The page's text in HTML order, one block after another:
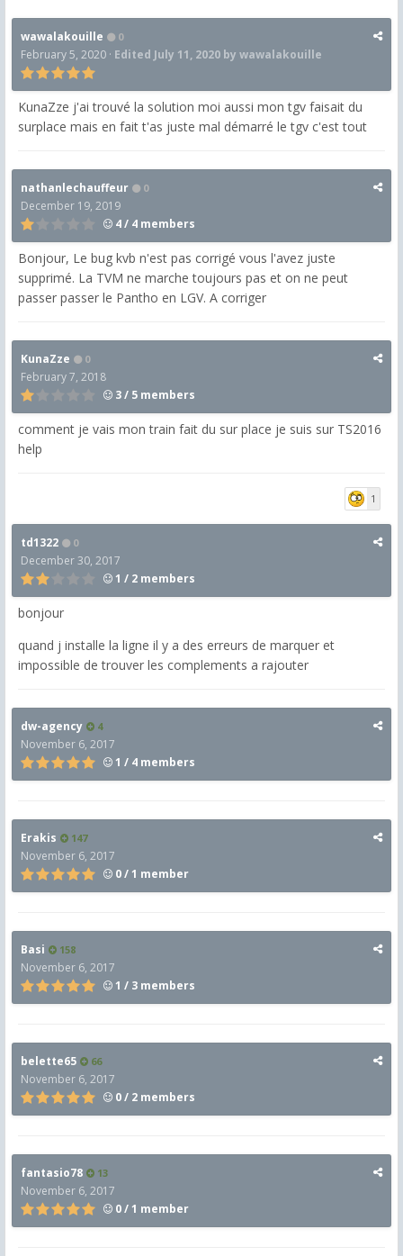
wawalakouille 0
February 5, 2020 · Edited July 11, 2020 by wawalakouille
KunaZze j'ai trouvé la solution moi aussi mon tgv faisait du
surplace mais en fait t'as juste mal démarré le tgv c'est tout
nathanlechauffeur 0
December 19, 2019
4 / 4 members
Bonjour, Le bug kvb n'est pas corrigé vous l'avez juste
supprimé. La TVM ne marche toujours pas et on ne peut
passer passer le Pantho en LGV. A corriger
KunaZze 0
February 7, 2018
3 / 5 members
comment je vais mon train fait du sur place je suis sur TS2016
help
1
td1322 0
December 30, 2017
1 / 2 members
bonjour
quand j installe la ligne il y a des erreurs de marquer et
impossible de trouver les complements a rajouter
dw-agency 4
November 6, 2017
1 / 4 members
Erakis 147
November 6, 2017
0 / 1 member
Basi 158
November 6, 2017
1 / 3 members
belette65 66
November 6, 2017
0 / 2 members
fantasio78 13
November 6, 2017
0 / 1 member